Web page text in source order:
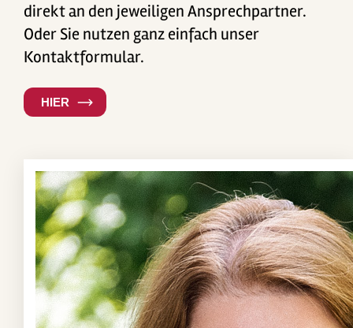
direkt an den jeweiligen Ansprechpartner.
Oder Sie nutzen ganz einfach unser
Kontaktformular.
HIER